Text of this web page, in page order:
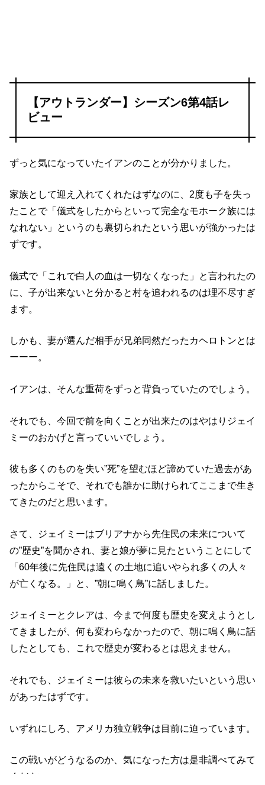
ビュー
ずっと気になっていたイアンのことが分かりました。
家族として迎え入れてくれたはずなのに、2度も子を失っ
たことで「儀式をしたからといって完全なモホーク族には
なれない」というのも裏切られたという思いが強かったは
儀式で「これで白人の血は一切なくなった」と言われたの
に、子が出来ないと分かると村を追われるのは理不尽すぎ
しかも、妻が選んだ相手が兄弟同然だったカヘロトンとは
それでも、今回で前を向くことが出来たのはやはりジェイ
ミーのおかげと言っていいでしょう。
彼も多くのものを失い”死”を望むほど諦めていた過去があ
ったからこそで、それでも誰かに助けられてここまで生き
さて、ジェイミーはブリアナから先住民の未来について
の”歴史”を聞かされ、妻と娘が夢に見たということにして
「60年後に先住民は遠くの土地に追いやられ多くの人々
が亡くなる。」と、”朝に鳴く鳥”に話しました。
ジェイミーとクレアは、今まで何度も歴史を変えようとし
てきましたが、何も変わらなかったので、朝に鳴く鳥に話
したとしても、これで歴史が変わるとは思えません。
それでも、ジェイミーは彼らの未来を救いたいという思い
いずれにしろ、アメリカ独立戦争は目前に迫っています。
この戦いがどうなるのか、気になった方は是非調べてみて